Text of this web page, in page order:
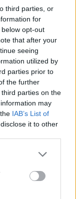
third parties, or
for
opt-out
that after your
seeing
utilized by
parties prior to
the further
parties on the
may
IAB’s List of
it to other
or more Google
may click to
party tags to
in below Google
την
25 ετών
στα 27
δέκα
όμως
Σε
ίδιο νιώθω
η οποία
όσο και
μου»